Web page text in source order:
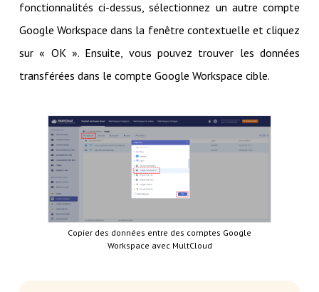
fonctionnalités ci-dessus, sélectionnez un autre compte
Google Workspace dans la fenêtre contextuelle et cliquez
sur « OK ». Ensuite, vous pouvez trouver les données
transférées dans le compte Google Workspace cible.
Copier des données entre des comptes Google
Workspace avec MultCloud